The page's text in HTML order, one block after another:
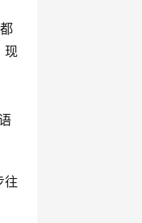
现
往